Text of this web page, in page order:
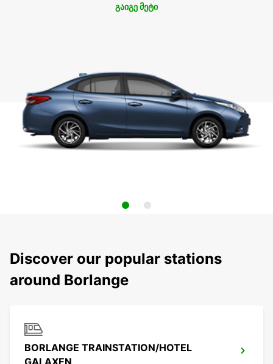
გაიგე მეტი
Discover our popular stations
around Borlange
BORLANGE TRAINSTATION/HOTEL